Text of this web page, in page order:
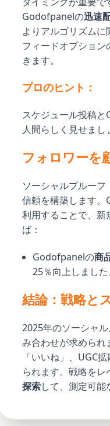
Godofpanelの迅速
よりアルゴリズム
フィードオプショ
きます。
プロのヒント：
スケジュール投稿
人間らしく見せまし
フォロワーを
ソーシャルプルー
信頼を構築します
利用することで、新
ば：
Godofpanelの商
25％向上しました
結論：戦略と
2025年のソーシャ
み合わせが求めら
「いいね」、UGC
られます。戦略をレ
探索して、測定可能